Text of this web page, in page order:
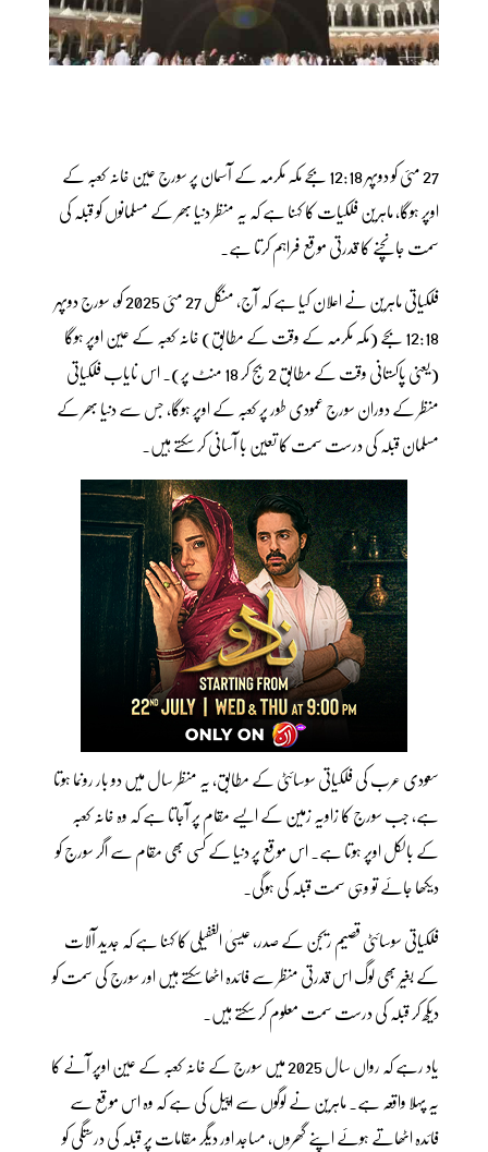
27 مئی کو دوپہر 12:18 بجے مکہ مکرمہ کے آسمان پر سورج عین خانہ کعبہ کے
اوپر ہوگا، ماہرین فلکیات کا کہنا ہے کہ یہ منظر دنیا بھر کے مسلمانوں کو قبلہ کی
سمت جانچنے کا قدرتی موقع فراہم کرتا ہے۔
فلکیاتی ماہرین نے اعلان کیا ہے کہ آج، منگل 27 مئی 2025 کو، سورج دوپہر
12:18 بجے (مکہ مکرمہ کے وقت کے مطابق) خانہ کعبہ کے عین اوپر ہوگا
(یعنی پاکستانی وقت کے مطابق 2 بج کر 18 منٹ پر)۔ اس نایاب فلکیاتی
منظر کے دوران سورج عمودی طور پر کعبہ کے اوپر ہوگا، جس سے دنیا بھر کے
مسلمان قبلہ کی درست سمت کا تعین با آسانی کر سکتے ہیں۔
سعودی عرب کی فلکیاتی سوسائٹی کے مطابق، یہ منظر سال میں دو بار رونما ہوتا
ہے، جب سورج کا زاویہ زمین کے ایسے مقام پر آجاتا ہے کہ وہ خانہ کعبہ
کے بالکل اوپر ہوتا ہے۔ اس موقع پر دنیا کے کسی بھی مقام سے اگر سورج کو
دیکھا جائے تو وہی سمت قبلہ کی ہوگی۔
فلکیاتی سوسائٹی قصیم ریجن کے صدر، عیسیٰ الغفیلی کا کہنا ہے کہ جدید آلات
کے بغیر بھی لوگ اس قدرتی منظر سے فائدہ اٹھا سکتے ہیں اور سورج کی سمت کو
دیکھ کر قبلہ کی درست سمت معلوم کر سکتے ہیں۔
یاد رہے کہ رواں سال 2025 میں سورج کے خانہ کعبہ کے عین اوپر آنے کا
یہ پہلا واقعہ ہے۔ ماہرین نے لوگوں سے اپیل کی ہے کہ وہ اس موقع سے
فائدہ اٹھاتے ہوئے اپنے گھروں، مساجد اور دیگر مقامات پر قبلہ کی درستگی کو